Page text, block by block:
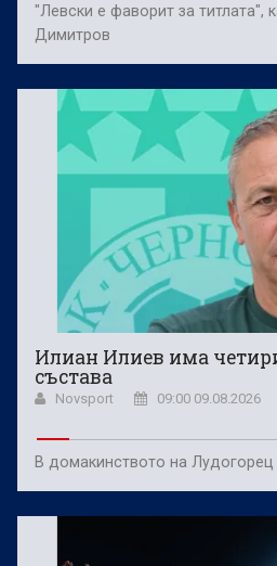
"Левски е фаворит за титлата",
Димитров
Илиан Илиев има
състава
Novsport 09:00 09.08.2026
В домакинството на Лудогорец